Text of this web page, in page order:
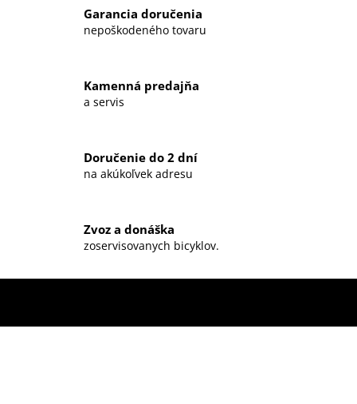
á
d
i
v
k
p
s
Garancia doručenia
nepoškodeného tovaru
Kamenná predajňa
a servis
Doručenie do 2 dní
na akúkoľvek adresu
Zvoz a donáška
zoservisovanych bicyklov.